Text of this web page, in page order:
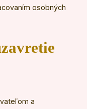
osobných
a